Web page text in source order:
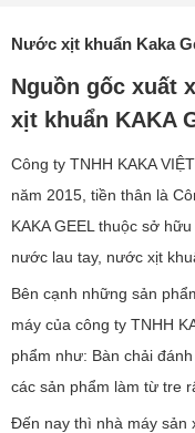
Nước xịt khuẩn Kaka
Nguồn gốc xuất
xịt khuẩn KAKA
Công ty TNHH KAKA
năm 2015, tiền thân là
KAKA GEEL thuộc sở
nước lau tay, nước xịt
Bên cạnh những sản
máy của công ty TNHH
phẩm như: Bàn chải
các sản phẩm làm từ tre
Đến nay thì nhà máy sản